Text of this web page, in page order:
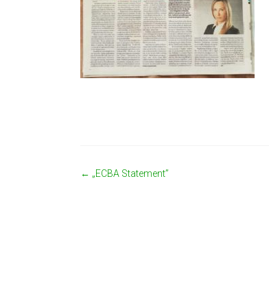
← „ECBA Statement”